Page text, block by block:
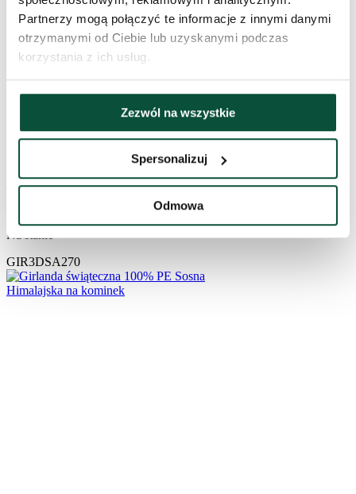
Partnerzy mogą połączyć te informacje z innymi danymi
otrzymanymi od Ciebie lub uzyskanymi podczas
korzystania z ich usług.
Zezwól na wszystkie
Spersonalizuj
Odmowa
5,05×
387
Girlanda świąteczna 100% PE Świerk
Na stanie
GIR3DSA270